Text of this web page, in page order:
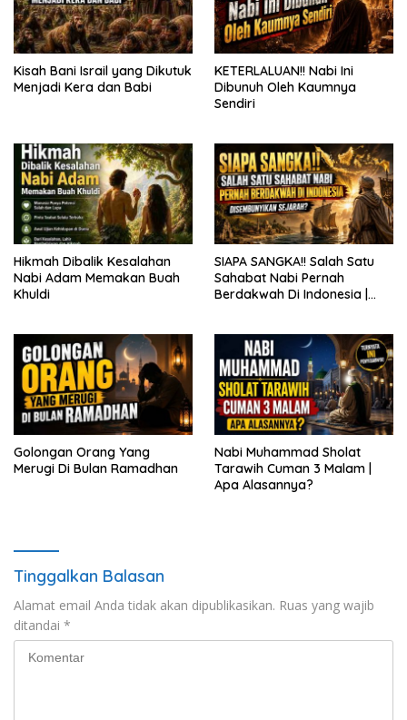
Kisah Bani Israil yang Dikutuk
Menjadi Kera dan Babi
KETERLALUAN!! Nabi Ini
Dibunuh Oleh Kaumnya
Sendiri
Hikmah Dibalik Kesalahan
Nabi Adam Memakan Buah
Khuldi
SIAPA SANGKA!! Salah Satu
Sahabat Nabi Pernah
Berdakwah Di Indonesia |
Golongan Orang Yang
Merugi Di Bulan Ramadhan
Nabi Muhammad Sholat
Tarawih Cuman 3 Malam |
Apa Alasannya?
Tinggalkan Balasan
Alamat email Anda tidak akan dipublikasikan. Ruas yang wajib
ditandai *